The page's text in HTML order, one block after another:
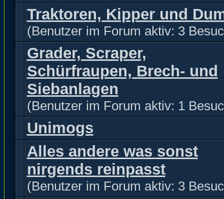
Traktoren, Kipper und
(Benutzer im Forum aktiv: 3
Grader, Scraper,
Schürfraupen, Brech- und
Siebanlagen
(Benutzer im Forum aktiv: 1
Unimogs
Alles andere was sonst
nirgends reinpasst
(Benutzer im Forum aktiv: 3